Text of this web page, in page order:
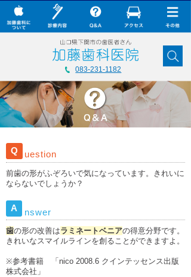
Q uestion
前歯の形がふぞろいで気になっています。きれいに
ならないでしょうか？
A nswer
歯の形の改善はラミネートベニアの得意分野です。
きれいなスマイルラインを創ることができますよ。
※参考書籍 「nico 2008.6 クインテッセンス出版
株式会社」
× CLOSE
加藤歯科について
診療内容
Q&A
コラム
ダウンロード
スタッフ募集